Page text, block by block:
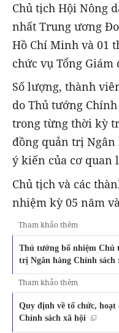
Chủ tịch Hội Nông
nhất Trung ương
Hồ Chí Minh và 01
chức vụ Tổng Giám
Số lượng, thành
do Thủ tướng
trong từng thời kỳ
đồng quản trị Ngân
ý kiến của cơ quan
Chủ tịch và các
nhiệm kỳ 05 năm
Tham khảo thêm
Thủ tướng bổ nhiệm Chủ
trị Ngân hàng Chính sách
Tham khảo thêm
Quy định về tổ chức, hoạt
Chính sách xã hội